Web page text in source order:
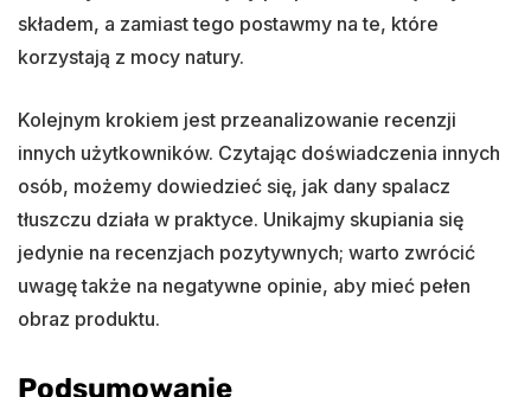
składem, a zamiast tego postawmy na te, które
korzystają z mocy natury.
Kolejnym krokiem jest przeanalizowanie recenzji
innych użytkowników. Czytając doświadczenia innych
osób, możemy dowiedzieć się, jak dany spalacz
tłuszczu działa w praktyce. Unikajmy skupiania się
jedynie na recenzjach pozytywnych; warto zwrócić
uwagę także na negatywne opinie, aby mieć pełen
obraz produktu.
Podsumowanie